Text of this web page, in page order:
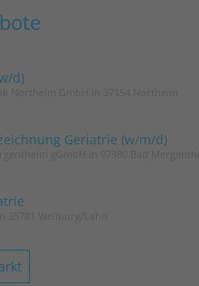
d)
Geriatrie (w/m/d)